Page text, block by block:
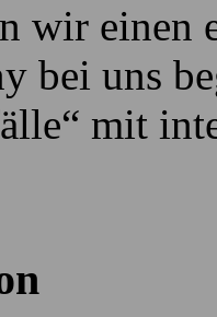
wir einen
bei uns
mit